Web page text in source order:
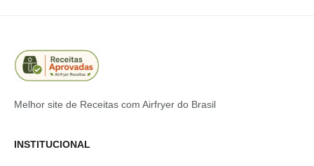
Melhor site de Receitas com Airfryer do Brasil
INSTITUCIONAL